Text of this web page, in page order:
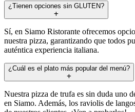
¿Tienen opciones sin GLUTEN?
Sí, en Siamo Ristorante ofrecemos
nuestra pizza, garantizando que todos
auténtica experiencia italiana.
¿Cuál es el plato más popular del menú?
Nuestra pizza de trufa es sin duda uno
en Siamo. Además, los raviolis de